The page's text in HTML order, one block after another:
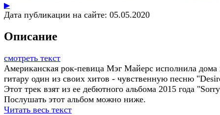
▶
Дата публикации на сайте: 05.05.2020
Описание
смотреть текст
Американская рок-певица Мэг Майерс исполнила дома
гитару один из своих хитов - чувственную песню
Этот трек взят из ее дебютного альбома 2015 года
Послушать этот альбом можно ниже.
Читать весь текст